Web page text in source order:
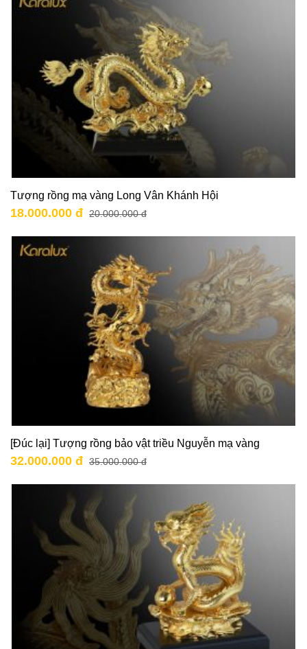
Tượng rồng mạ vàng Long Vân Khánh Hội
18.000.000 đ 20.000.000 đ
[Đúc lại] Tượng rồng bảo vật triều Nguyễn mạ vàng
32.000.000 đ 35.000.000 đ